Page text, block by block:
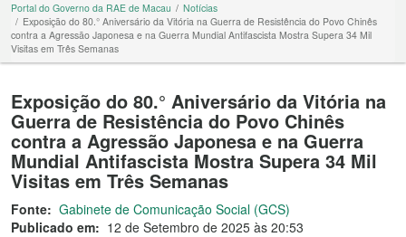
Portal do Governo da RAE de Macau
Notícias
Exposição do 80.° Aniversário da Vitória na Guerra de Resistência do Povo Chinês
contra a Agressão Japonesa e na Guerra Mundial Antifascista Mostra Supera 34 Mil
Visitas em Três Semanas
Exposição do 80.° Aniversário da Vitória na
Guerra de Resistência do Povo Chinês
contra a Agressão Japonesa e na Guerra
Mundial Antifascista Mostra Supera 34 Mil
Visitas em Três Semanas
Fonte: Gabinete de Comunicação Social (GCS)
Publicado em: 12 de Setembro de 2025 às 20:53